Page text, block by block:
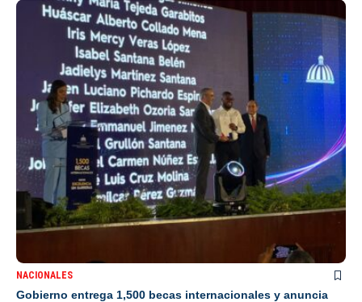
NACIONALES
Gobierno entrega 1,500 becas internacionales y anuncia